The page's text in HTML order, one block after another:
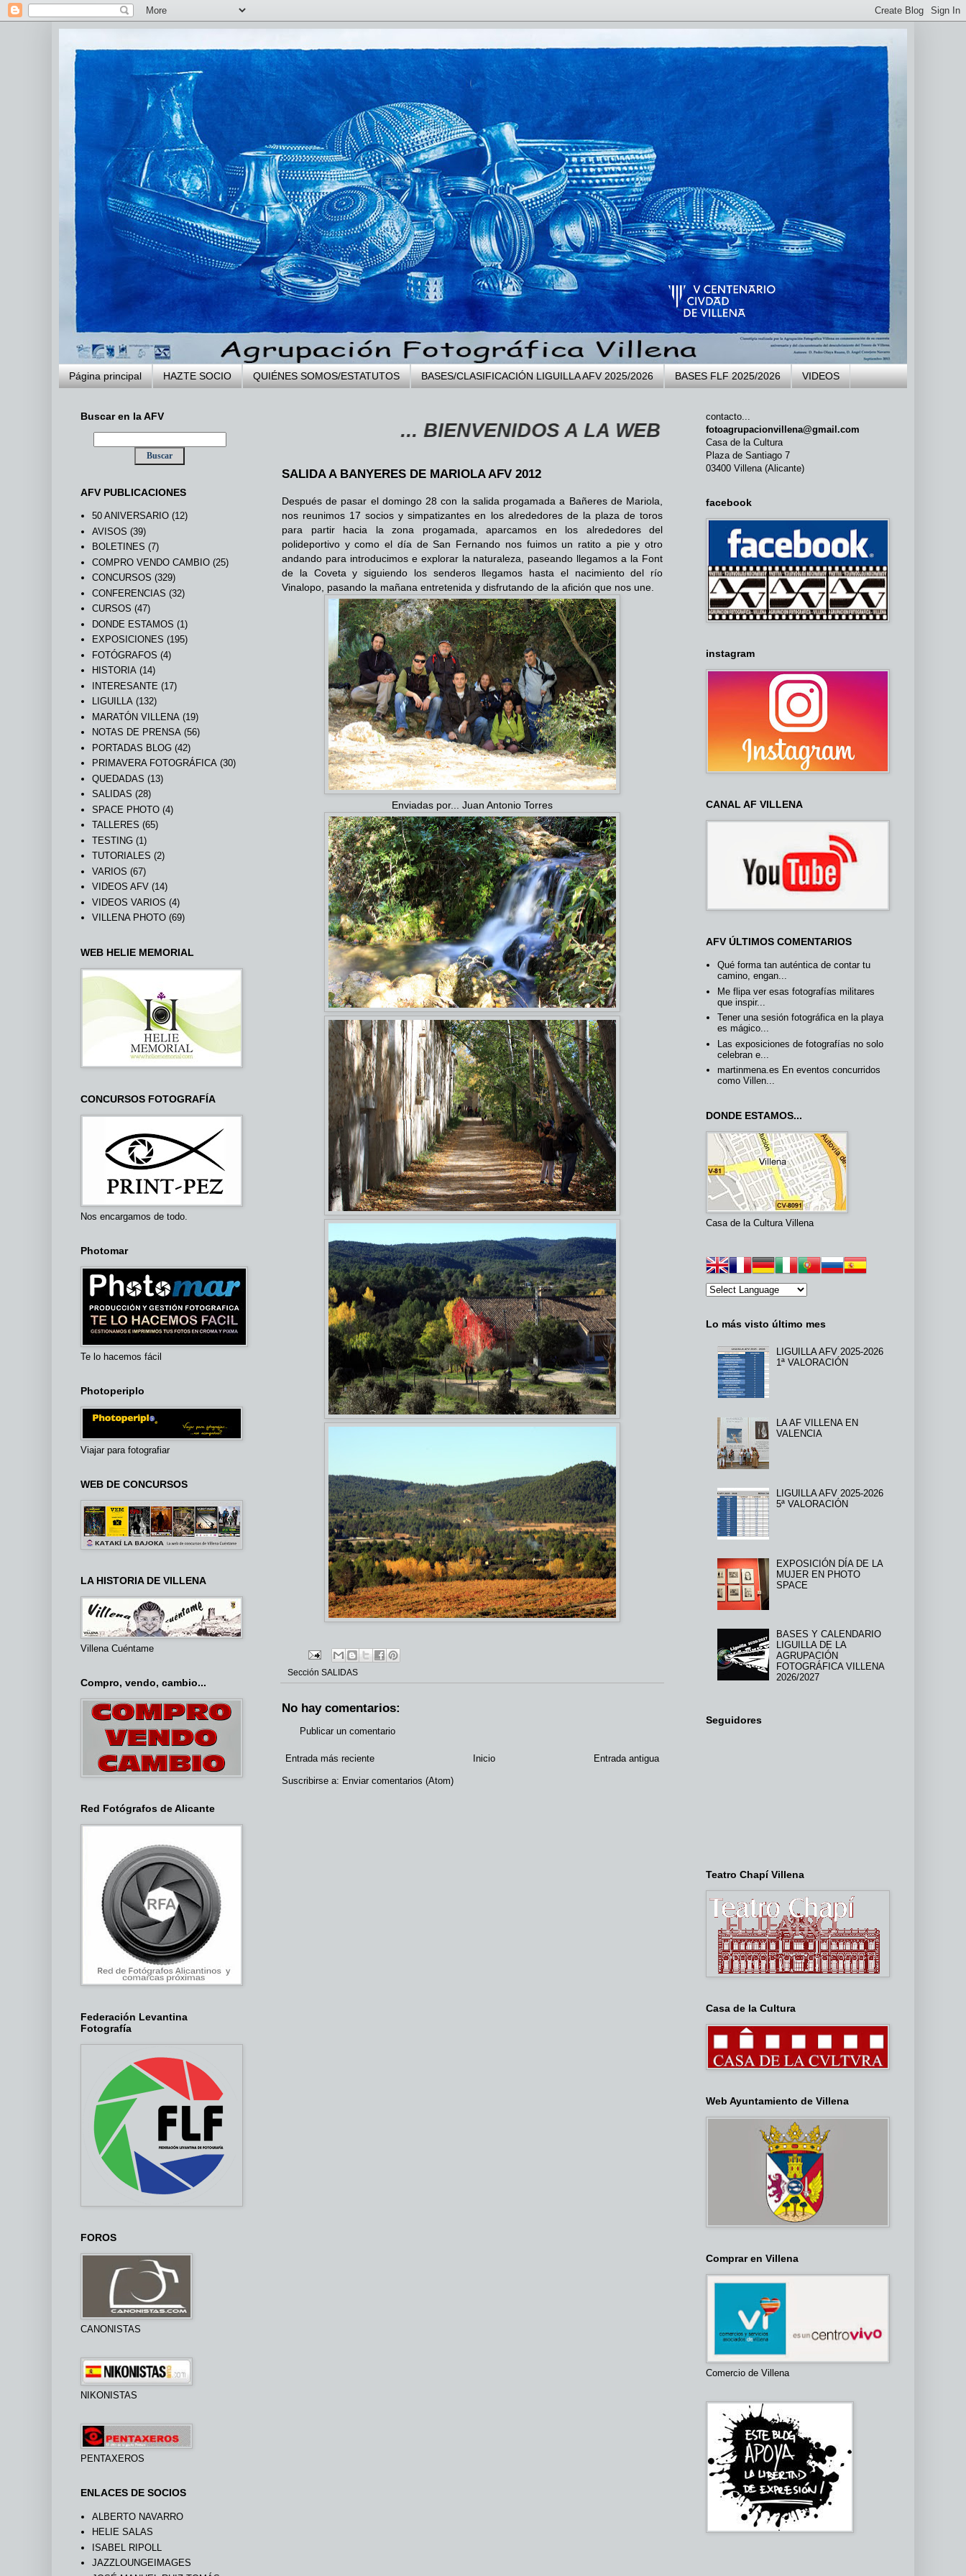
Página principal HAZTE SOCIO QUIÉNES SOMOS/ESTATUTOS BASES/CLASIFICACIÓN LIGUILLA AFV 2025/2026 BASES FLF 2025/2026 VIDEOS
... BIENVENIDOS A LA WEB DE LA AGRUPACIÓN FOTOGRÁFICA
SALIDA A BANYERES DE MARIOLA AFV 2012
Después de pasar el domingo 28 con la salida progamada a Bañeres de Mariola,
nos reunimos 17 socios y simpatizantes en los alrededores de la plaza de toros
para partir hacia la zona progamada, aparcamos en los alrededores del
polideportivo y como el día de San Fernando nos fuimos un ratito a pie y otro
andando para introducimos e explorar la naturaleza, paseando llegamos a la Font
de la Coveta y siguiendo los senderos llegamos hasta el nacimiento del río
Vinalopo, pasando la mañana entretenida y disfrutando de la afición que nos une.
Enviadas por... Juan Antonio Torres
Sección SALIDAS
No hay comentarios:
Publicar un comentario
Entrada más reciente Entrada antigua
Inicio
Suscribirse a: Enviar comentarios (Atom)
Buscar en la AFV
AFV PUBLICACIONES
50 ANIVERSARIO (12)
AVISOS (39)
BOLETINES (7)
COMPRO VENDO CAMBIO (25)
CONCURSOS (329)
CONFERENCIAS (32)
CURSOS (47)
DONDE ESTAMOS (1)
EXPOSICIONES (195)
FOTÓGRAFOS (4)
HISTORIA (14)
INTERESANTE (17)
LIGUILLA (132)
MARATÓN VILLENA (19)
NOTAS DE PRENSA (56)
PORTADAS BLOG (42)
PRIMAVERA FOTOGRÁFICA (30)
QUEDADAS (13)
SALIDAS (28)
SPACE PHOTO (4)
TALLERES (65)
TESTING (1)
TUTORIALES (2)
VARIOS (67)
VIDEOS AFV (14)
VIDEOS VARIOS (4)
VILLENA PHOTO (69)
WEB HELIE MEMORIAL
CONCURSOS FOTOGRAFÍA
Nos encargamos de todo.
Photomar
Te lo hacemos fácil
Photoperiplo
Viajar para fotografiar
WEB DE CONCURSOS
LA HISTORIA DE VILLENA
Villena Cuéntame
Compro, vendo, cambio...
Red Fotógrafos de Alicante
Federación Levantina
Fotografía
FOROS
CANONISTAS
NIKONISTAS
PENTAXEROS
ENLACES DE SOCIOS
ALBERTO NAVARRO
HELIE SALAS
ISABEL RIPOLL
JAZZLOUNGEIMAGES
contacto...
fotoagrupacionvillena@gmail.com
Casa de la Cultura
Plaza de Santiago 7
03400 Villena (Alicante)
facebook
instagram
CANAL AF VILLENA
AFV ÚLTIMOS COMENTARIOS
Qué forma tan auténtica de contar tu
camino, engan...
Me flipa ver esas fotografías militares
que inspir...
Tener una sesión fotográfica en la playa
es mágico...
Las exposiciones de fotografías no solo
celebran e...
martinmena.es En eventos concurridos
como Villen...
DONDE ESTAMOS...
Casa de la Cultura Villena
Lo más visto último mes
LIGUILLA AFV 2025-2026
1ª VALORACIÓN
LA AF VILLENA EN
VALENCIA
LIGUILLA AFV 2025-2026
5ª VALORACIÓN
EXPOSICIÓN DÍA DE LA
MUJER EN PHOTO
SPACE
BASES Y CALENDARIO
LIGUILLA DE LA
AGRUPACIÓN
FOTOGRÁFICA VILLENA
2026/2027
Seguidores
Teatro Chapí Villena
Casa de la Cultura
Web Ayuntamiento de Villena
Comprar en Villena
Comercio de Villena